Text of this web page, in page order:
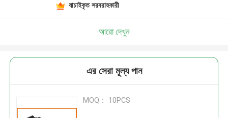
যাচাইকৃত সরবরাহকারী
আরো দেখুন
এর সেরা মূল্য পান
MOQ： 10PCS